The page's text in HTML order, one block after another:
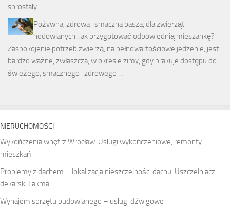
sprostały …
Pożywna, zdrowa i smaczna pasza, dla zwierząt
hodowlanych. Jak przygotować odpowiednią mieszankę?
Zaspokojenie potrzeb zwierzą, na pełnowartościowe jedzenie, jest
bardzo ważne, zwłaszcza, w okresie zimy, gdy brakuje dostępu do
świeżego, smacznego i zdrowego …
NIERUCHOMOŚCI
Wykończenia wnętrz Wrocław. Usługi wykończeniowe, remonty
mieszkań
Problemy z dachem – lokalizacja nieszczelności dachu. Uszczelniacz
dekarski Lakma
Wynajem sprzętu budowlanego – usługi dźwigowe